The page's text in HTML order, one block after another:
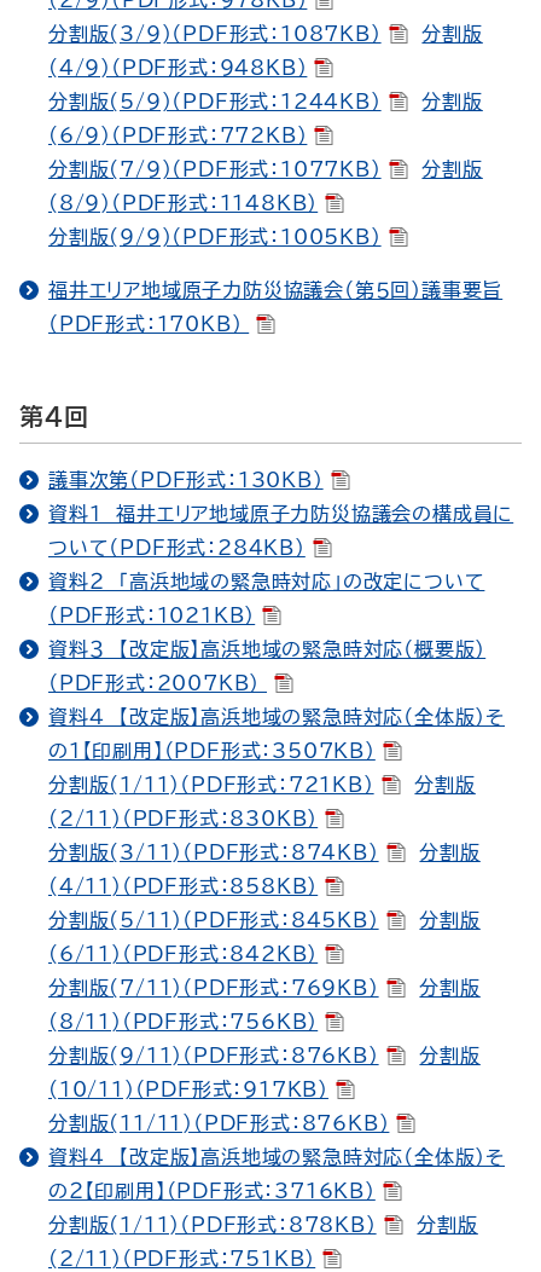
分割版(3/9)（PDF形式：1087KB）
分割版
(4/9)（PDF形式：948KB）
分割版(5/9)（PDF形式：1244KB）
分割版
(6/9)（PDF形式：772KB）
分割版(7/9)（PDF形式：1077KB）
分割版
(8/9)（PDF形式：1148KB）
分割版(9/9)（PDF形式：1005KB）
福井エリア地域原子力防災協議会（第５回）議事要旨
（PDF形式：170KB）
第４回
議事次第（PDF形式：130KB）
資料１ 福井エリア地域原子力防災協議会の構成員に
ついて（PDF形式：284KB）
資料２ 「高浜地域の緊急時対応」の改定について
（PDF形式：1021KB）
資料３ 【改定版】高浜地域の緊急時対応（概要版）
（PDF形式：2007KB）
資料４ 【改定版】高浜地域の緊急時対応（全体版）そ
の１【印刷用】（PDF形式：3507KB）
分割版(1/11)（PDF形式：721KB）
分割版
(2/11)（PDF形式：830KB）
分割版(3/11)（PDF形式：874KB）
分割版
(4/11)（PDF形式：858KB）
分割版(5/11)（PDF形式：845KB）
分割版
(6/11)（PDF形式：842KB）
分割版(7/11)（PDF形式：769KB）
分割版
(8/11)（PDF形式：756KB）
分割版(9/11)（PDF形式：876KB）
分割版
(10/11)（PDF形式：917KB）
分割版(11/11)（PDF形式：876KB）
資料４ 【改定版】高浜地域の緊急時対応（全体版）そ
の２【印刷用】（PDF形式：3716KB）
分割版(1/11)（PDF形式：878KB）
分割版
(2/11)（PDF形式：751KB）